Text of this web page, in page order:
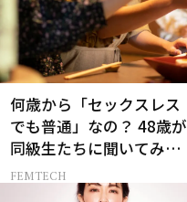
何歳から「セックスレス
でも普通」なの？ 48歳が
同級生たちに聞いてみた
ら…
FEMTECH